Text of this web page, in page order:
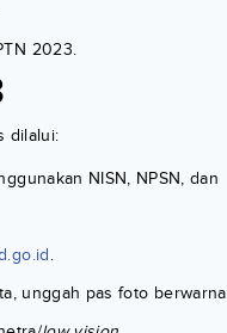
2023.
dilalui:
NISN, NPSN, dan
.
unggah pas foto berwarna